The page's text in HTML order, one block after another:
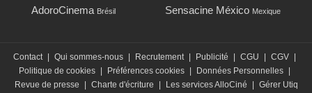
AdoroCinema Brésil Sensacine México Mexique
Contact Qui sommes-nous Recrutement Publicité CGU CGV
Politique de cookies
Préférences cookies Données Personnelles
Revue de presse
Charte d'écriture Les services AlloCiné Gérer Utiq